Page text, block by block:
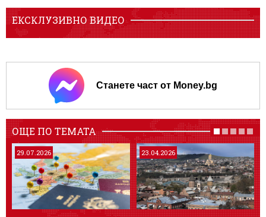
ЕКСКЛУЗИВНО ВИДЕО
Станете част от Money.bg
ОЩЕ ПО ТЕМАТА
29.07.2026 23.04.2026